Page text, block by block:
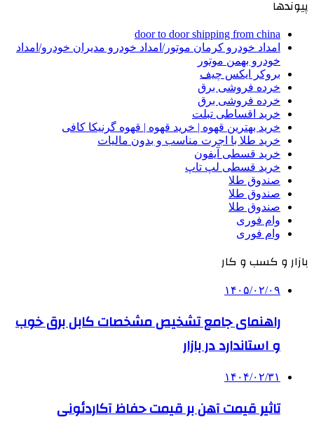
پیوندها
door to door shipping from china
امداد خودرو کرمان موتور/امداد خودرو مدیران خودرو/امداد
خودرو بهمن موتور
بروکر ایکس چیف
خرده فروشی برق
خرده فروشی برق
خرید اقساطی تبلت
خرید بهترین قهوه | خرید قهوه | قهوه گرنیکا کافی
خرید طلا با اجرت مناسب و بدون مالیات
خرید قسطی آیفون
خرید قسطی لپ تاپ
صندوق طلا
صندوق طلا
صندوق طلا
وام فوری
وام فوری
بازار و کسب و کار
۱۴۰۵/۰۲/۰۹
راهنمای جامع تشخیص مشخصات کابل برق خوب
و استاندارد در بازار
۱۴۰۴/۰۲/۳۱
تاثیر قیمت آهن بر قیمت حفاظ آکاردئونی